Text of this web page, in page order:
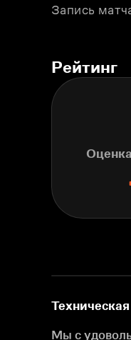
Запись
Рейтинг
Мы с